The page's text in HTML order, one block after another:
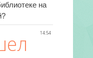
на
14:54